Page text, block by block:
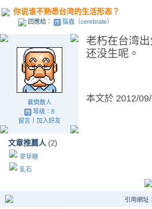
你说谁不熟悉台湾的生活形态？
回應給： 腦蟲（cerebrate）
襄樊散人
等級：8
留言｜ 加入好友
文章推薦人 (2)
麥芽糖
乱石
老朽在台湾
还没生呢。
本文於 2012/
引用網址